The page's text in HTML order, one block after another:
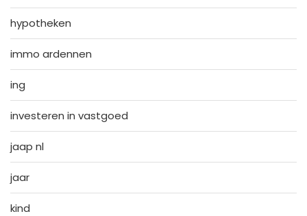
hypotheken
immo ardennen
ing
investeren in vastgoed
jaap nl
jaar
kind